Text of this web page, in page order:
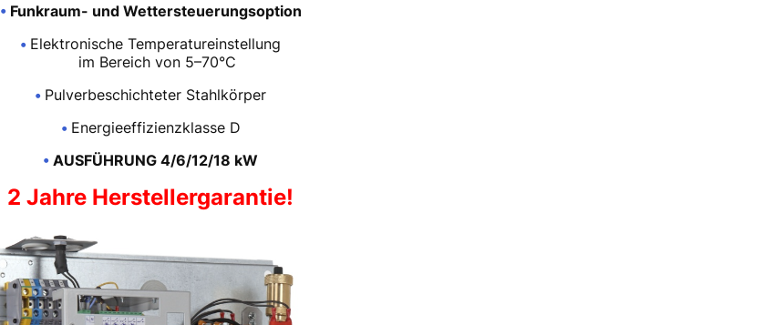
•Funkraum- und Wettersteuerungsoption
• Elektronische Temperatureinstellung
im Bereich von 5–70°C
• Pulverbeschichteter Stahlkörper
• Energieeffizienzklasse D
• AUSFÜHRUNG 4/6/12/18 kW
2 Jahre Herstellergarantie!